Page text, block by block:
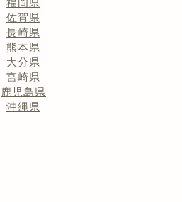
福岡県
佐賀県
長崎県
熊本県
大分県
宮崎県
鹿児島県
沖縄県